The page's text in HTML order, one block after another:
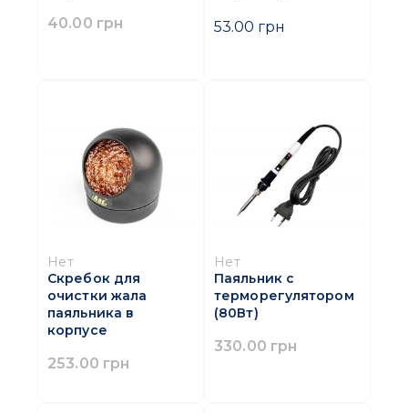
40.00 грн 53.00 грн
Нет
Скребок для
очистки жала
паяльника в
корпусе
253.00 грн
Нет
Паяльник с
терморегулятором
(80Вт)
330.00 грн